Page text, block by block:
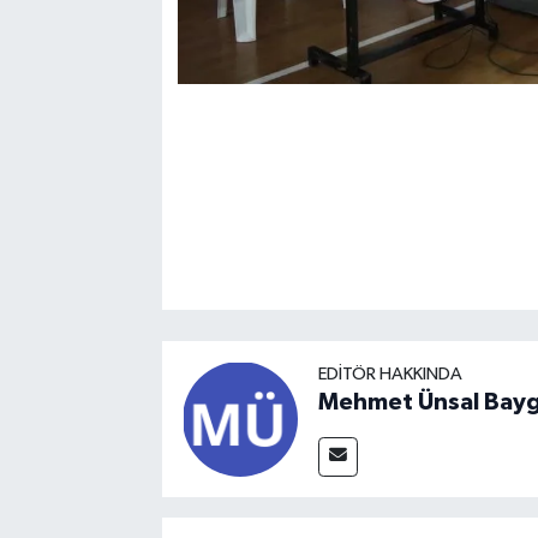
EDITÖR HAKKINDA
Mehmet Ünsal